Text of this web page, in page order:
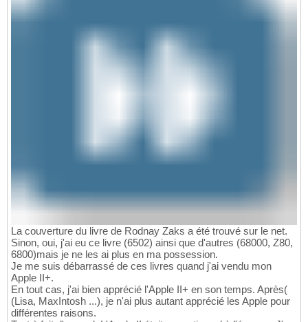
La couverture du livre de Rodnay Zaks a été trouvé sur le net.
Sinon, oui, j'ai eu ce livre (6502) ainsi que d'autres (68000, Z80,
6800)mais je ne les ai plus en ma possession.
Je me suis débarrassé de ces livres quand j'ai vendu mon
Apple II+.
En tout cas, j'ai bien apprécié l'Apple II+ en son temps. Après(
(Lisa, MaxIntosh ...), je n'ai plus autant apprécié les Apple pour
différentes raisons.